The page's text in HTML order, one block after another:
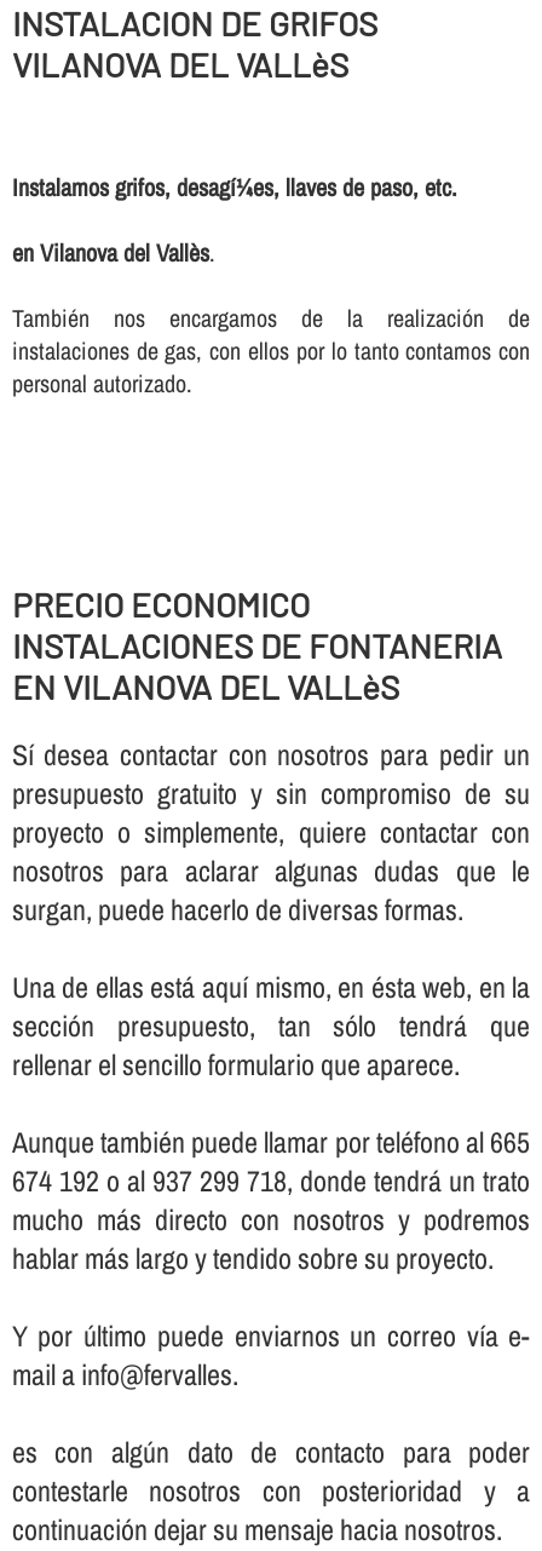
INSTALACION DE GRIFOS
VILANOVA DEL VALLèS
Instalamos grifos, desagí¼es, llaves de paso, etc.
en Vilanova del Vallès.
También nos encargamos de la realización de
instalaciones de gas, con ellos por lo tanto contamos con
personal autorizado.
PRECIO ECONOMICO
INSTALACIONES DE FONTANERIA
EN VILANOVA DEL VALLèS
Sí­ desea contactar con nosotros para pedir un
presupuesto gratuito y sin compromiso de su
proyecto o simplemente, quiere contactar con
nosotros para aclarar algunas dudas que le
surgan, puede hacerlo de diversas formas.
Una de ellas está aquí­ mismo, en ésta web, en la
sección presupuesto, tan sólo tendrá que
rellenar el sencillo formulario que aparece.
Aunque también puede llamar por teléfono al 665
674 192 o al 937 299 718, donde tendrá un trato
mucho más directo con nosotros y podremos
hablar más largo y tendido sobre su proyecto.
Y por último puede enviarnos un correo ví­a e-
mail a info@fervalles.
es con algún dato de contacto para poder
contestarle nosotros con posterioridad y a
continuación dejar su mensaje hacia nosotros.